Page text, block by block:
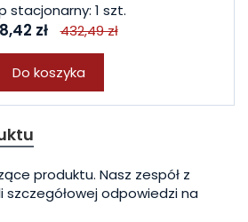
stacjonarny: 1 szt.
zł 432,49 zł
Do koszyka
produktu. Nasz zespół z
szczegółowej odpowiedzi na